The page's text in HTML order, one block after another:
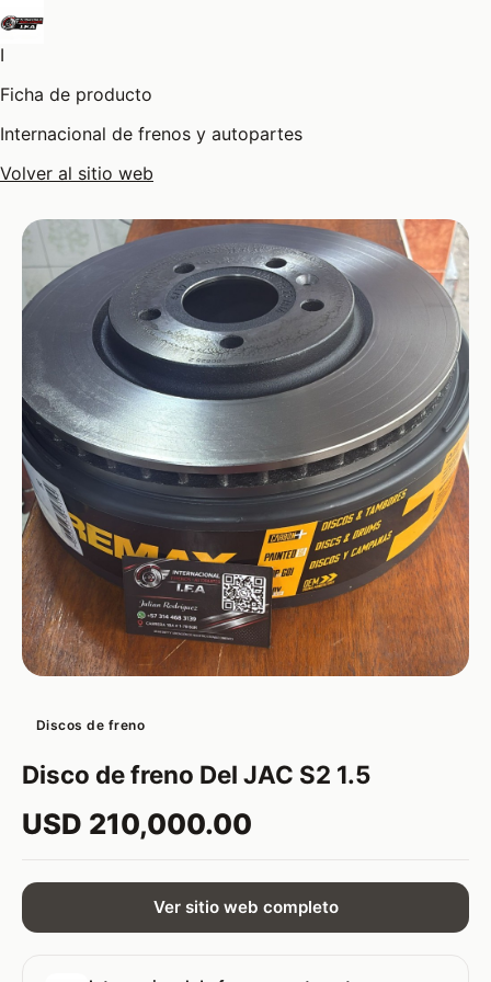
I
Ficha de producto
Internacional de frenos y autopartes
Volver al sitio web
Discos de freno
Disco de freno Del JAC S2 1.5
USD 210,000.00
Ver sitio web completo